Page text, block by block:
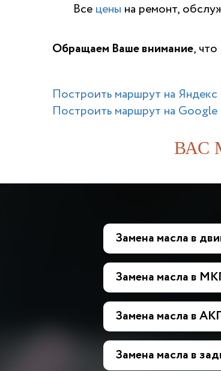
Все цены на ремонт,
Обращаем Ваше внимание,
Построить маршрут на Яндекс
Построить маршрут на Google
ВАС
Замена масла в
Замена масла в
Замена масла в
Замена масла в